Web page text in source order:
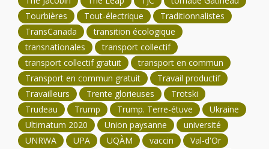
Tourbières
Tout-électrique
Traditionnalistes
TransCanada
transition écologique
transnationales
transport collectif
transport collectif gratuit
transport en commun
Transport en commun gratuit
Travail productif
Travailleurs
Trente glorieuses
Trotski
Trudeau
Trump Trump. Terre-étuve
Ukraine
Ultimatum 2020
Union paysanne
université
UNRWA
UPA UQÀM vaccin
Val-d'Or